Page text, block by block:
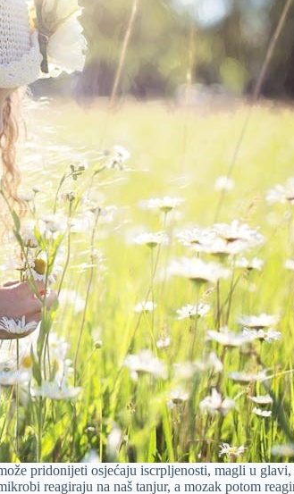
pridonijeti osjećaju iscrpljenosti, magli u
reagiraju na naš tanjur, a mozak potom